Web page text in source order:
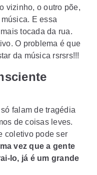
vizinho, o outro põe,
E essa
tocada da rua.
O problema é que
da música rsrsrs!!!
falam de tragédia
de coisas leves.
coletivo pode ser
vez que a gente
lo, já é um grande